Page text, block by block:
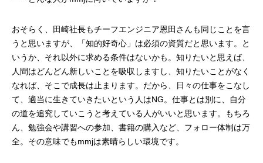
おそらく、田崎社長もチーフエンジニア恩田さんも同じことを言
うと思いますが、「知的好奇心」は必須の資質だと思います。と
いうか、それ以外に求める条件はないかも。知りたいと思えば、
人間はどんどん新しいことを吸収しますし、知りたいことがなく
なれば、そこで成長は止まります。だから、日々の仕事をこなし
て、適当に生きていきたいという人はNG。仕事とは別に、自分
の道を追究していこうと考えている人がいいと思います。もちろ
ん、勉強会や講習への参加、書籍の購入など、フォロー体制は万
全。その意味でもmmjは素晴らしい環境です。